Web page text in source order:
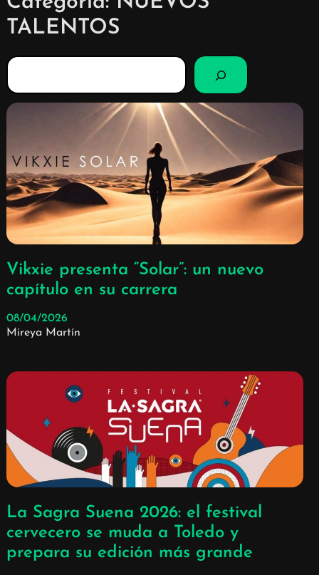
TALENTOS
B
u
c
Vikxie presenta “Solar”: un nuevo
capítulo en su carrera
08/04/2026
Mireya Martín
La Sagra Suena 2026: el festival
cervecero se muda a Toledo y
prepara su edición más grande